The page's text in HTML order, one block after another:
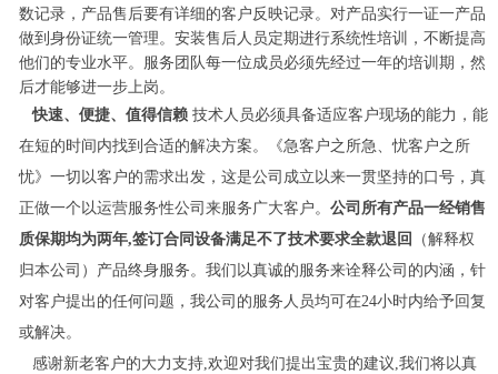
数记录，产品售后要有详细的客户反映记录。对产品实行一证一产品
做到身份证统一管理。安装售后人员定期进行系统性培训，不断提高
他们的专业水平。服务团队每一位成员必须先经过一年的培训期，然
后才能够进一步上岗。
快速、便捷、值得信赖 技术人员必须具备适应客户现场的能力，能
在短的时间内找到合适的解决方案。《急客户之所急、忧客户之所
忧》一切以客户的需求出发，这是公司成立以来一贯坚持的口号，真
正做一个以运营服务性公司来服务广大客户。 公司所有产品一经销售
质保期均为两年,签订合同设备满足不了技术要求全款退回
（解释权
归本公司）产品终身服务。我们以真诚的服务来诠释公司的内涵，针
对客户提出的任何问题，我公司的服务人员均可在24小时内给予回复
或解决。
感谢新老客户的大力支持,欢迎对我们提出宝贵的建议,我们将以真